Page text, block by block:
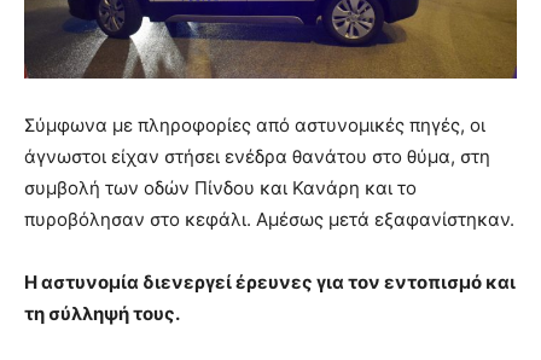
Σύμφωνα με πληροφορίες από αστυνομικές πηγές, οι
άγνωστοι είχαν στήσει ενέδρα θανάτου στο θύμα, στη
συμβολή των οδών Πίνδου και Κανάρη και το
πυροβόλησαν στο κεφάλι. Αμέσως μετά εξαφανίστηκαν.
Η αστυνομία διενεργεί έρευνες για τον εντοπισμό και
τη σύλληψή τους.